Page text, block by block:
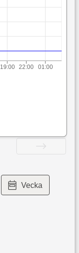
19:00 22:00 01:00
Vecka